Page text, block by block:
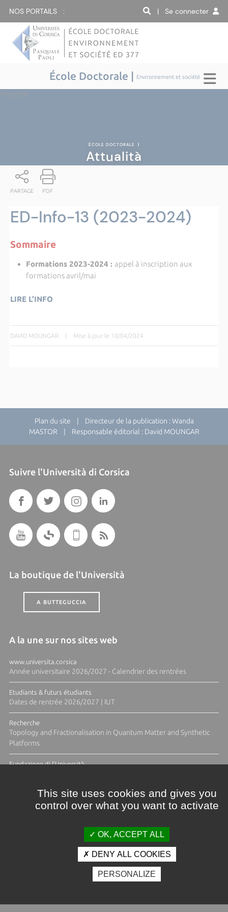
NOS PORTAILS : | Se connecter
École Doctorale | Environnement et société
ÉCOLE DOCTORALE |
Attualità
PARTAGE PDF
ED-Info-13 (2023-2024)
Sommaire
Formations 2023-2024 : appel à inscription aux
formations avril/mai
LIRE L'INFO
DAVID MOUNGAR | Mise à jour le 10/04/2024
Plan du site | Directeur de la publication : Wanda
MASTOR | Responsable éditorial : David MOUNGAR
Suivre l'Università di Corsica
La boutique de l'Università
A BUTTEGUCCIA
A la une sur nos sites web
www.universita.corsica
Année universitaire 2026/2027 - Calendrier des rentrées
Etudiants & futurs étudiants
Dates de rentrée 2026/2027 | IUT
Recherche
Topology and Fractionalisation in Quantum Matter and Synthetic
Platforms
Fundazione di l'Università
Crédits et mentions légales
Espace presse
Photothèque
This site uses cookies and gives you
control over what you want to activate
OK, ACCEPT ALL
DENY ALL COOKIES
PERSONALIZE